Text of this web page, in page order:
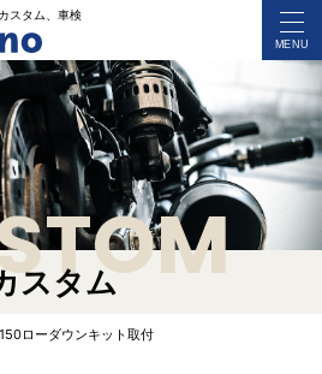
スタム、車検
MENU
スタム
ローダウンキット取付